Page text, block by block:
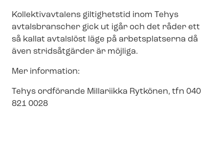
Kollektivavtalens giltighetstid inom Tehys
avtalsbranscher gick ut igår och det råder ett
så kallat avtalslöst läge på arbetsplatserna då
även stridsåtgärder är möjliga.
Mer information:
Tehys ordförande Millariikka Rytkönen, tfn 040
821 0028